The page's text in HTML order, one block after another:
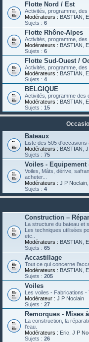
Flotte Nord / Est
Activités, programme,
Modérateurs : BASTIAN
Sujets : 6
Flotte Rhône-Alpes
Activités, programme, des
Modérateurs : BASTIAN
Sujets : 6
Flotte Sud-Ouest /
Activités, programme,
Modérateurs : BASTIAN
Sujets : 4
BELGIQUE
Activités, programme des
Modérateurs : BASTIAN
Sujets : 15
Bateaux
Liste des 505
Modérateurs : BASTIAN J
Sujets : 75
Voiles - Equipement
Voiles, Mâts, dérive,
acheter...
Modérateurs : J P Noclain
Sujets : 4
Construction –
La structure du bateau et
Les techniques utilisées
etc..
Modérateurs : BASTIAN
Sujets : 65
Accastillage
Tout ce qui concerne
Modérateurs : BASTIAN
Sujets : 205
Voiles
Les voiles - Fabrications
Modérateur : J P Noclain
Sujets : 27
Remorques - Mises
La construction, la
l’eau.
Modérateurs : Eric J P
Sujets : 26